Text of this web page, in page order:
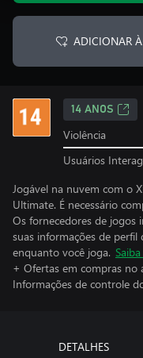
ADICIONAR À
14 ANOS
Violência
Usuários
Jogável na nuvem com o
Ultimate. É necessário
Os fornecedores de jogos
suas informações de perfil
enquanto você joga.
+ Ofertas em compras no
Informações de controle
DETALHES